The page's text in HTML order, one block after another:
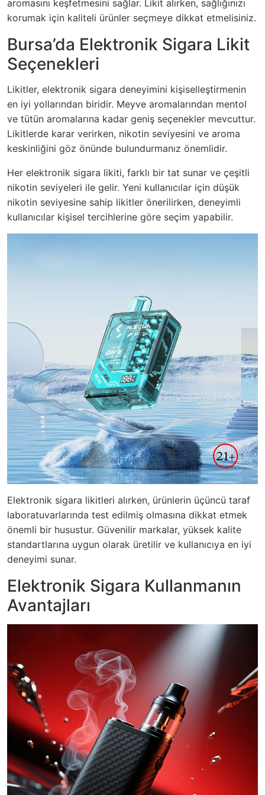
aromasını keşfetmesini sağlar. Likit alırken, sağlığınızı
korumak için kaliteli ürünler seçmeye dikkat etmelisiniz.
Bursa’da Elektronik Sigara Likit
Seçenekleri
Likitler, elektronik sigara deneyimini kişiselleştirmenin
en iyi yollarından biridir. Meyve aromalarından mentol
ve tütün aromalarına kadar geniş seçenekler mevcuttur.
Likitlerde karar verirken, nikotin seviyesini ve aroma
keskinliğini göz önünde bulundurmanız önemlidir.
Her elektronik sigara likiti, farklı bir tat sunar ve çeşitli
nikotin seviyeleri ile gelir. Yeni kullanıcılar için düşük
nikotin seviyesine sahip likitler önerilirken, deneyimli
kullanıcılar kişisel tercihlerine göre seçim yapabilir.
Elektronik sigara likitleri alırken, ürünlerin üçüncü taraf
laboratuvarlarında test edilmiş olmasına dikkat etmek
önemli bir husustur. Güvenilir markalar, yüksek kalite
standartlarına uygun olarak üretilir ve kullanıcıya en iyi
deneyimi sunar.
Elektronik Sigara Kullanmanın
Avantajları